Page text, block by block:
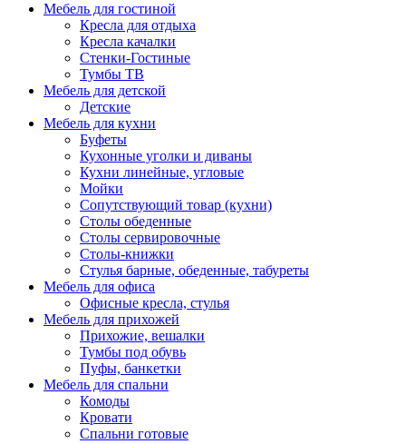
Мебель для гостиной
Кресла для отдыха
Кресла качалки
Стенки-Гостиные
Тумбы ТВ
Мебель для детской
Детские
Мебель для кухни
Буфеты
Кухонные уголки и диваны
Кухни линейные, угловые
Мойки
Сопутствующий товар (кухни)
Столы обеденные
Столы сервировочные
Столы-книжки
Стулья барные, обеденные, табуреты
Мебель для офиса
Офисные кресла, стулья
Мебель для прихожей
Прихожие, вешалки
Тумбы под обувь
Пуфы, банкетки
Мебель для спальни
Комоды
Кровати
Спальни готовые